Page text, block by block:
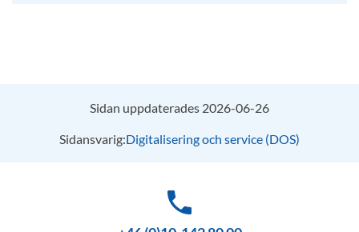
Sidan uppdaterades 2026-06-26
Sidansvarig:Digitalisering och service (DOS)
phone